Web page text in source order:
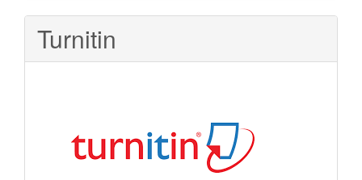
Turnitin